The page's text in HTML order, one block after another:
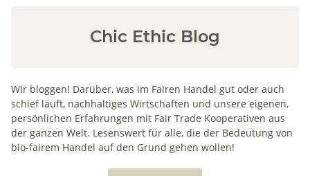
Chic Ethic Blog
Wir bloggen! Darüber, was im Fairen Handel gut oder auch
schief läuft, nachhaltiges Wirtschaften und unsere eigenen,
persönlichen Erfahrungen mit Fair Trade Kooperativen aus
der ganzen Welt. Lesenswert für alle, die der Bedeutung von
bio-fairem Handel auf den Grund gehen wollen!